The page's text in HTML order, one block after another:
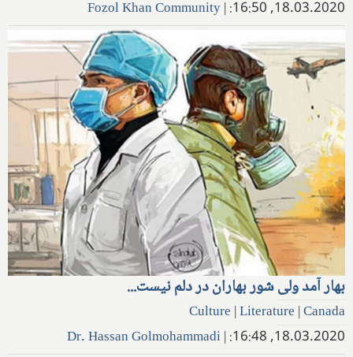
18.03.2020, 16:50:
|
Fozol Khan Community
بهار آمد ولی شور بهاران در دلم نیست...
Culture |Literature |Canada
18.03.2020, 16:48:
|
Dr. Hassan Golmohammadi